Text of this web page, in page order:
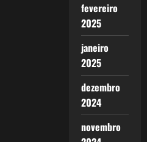
fevereiro
2025
janeiro
2025
dezembro
2024
novembro